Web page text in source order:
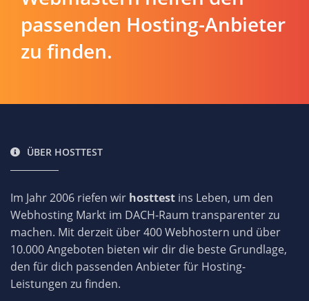
passenden Hosting-Anbieter
zu finden.
ÜBER HOSTTEST
Im Jahr 2006 riefen wir hosttest ins Leben, um den
Webhosting Markt im DACH-Raum transparenter zu
machen. Mit derzeit über 400 Webhostern und über
10.000 Angeboten bieten wir dir die beste Grundlage,
den für dich passenden Anbieter für Hosting-
Leistungen zu finden.